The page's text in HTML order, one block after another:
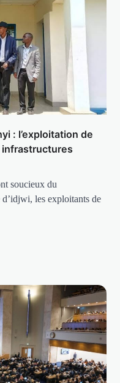
: l’exploitation de
infrastructures
soucieux du
les exploitants de